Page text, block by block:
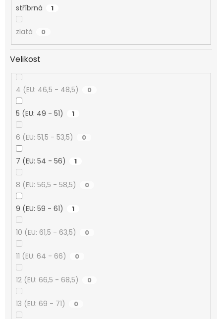
stříbrná 1
zlatá 0
Velikost
4 (EU: 46,5 - 48,5) 0
5 (EU: 49 - 51) 1
6 (EU: 51,5 - 53,5) 0
7 (EU: 54 - 56) 1
8 (EU: 56,5 - 58,5) 0
9 (EU: 59 - 61) 1
10 (EU: 61,5 - 63,5) 0
11 (EU: 64 - 66) 0
12 (EU: 66,5 - 68,5) 0
13 (EU: 69 - 71) 0